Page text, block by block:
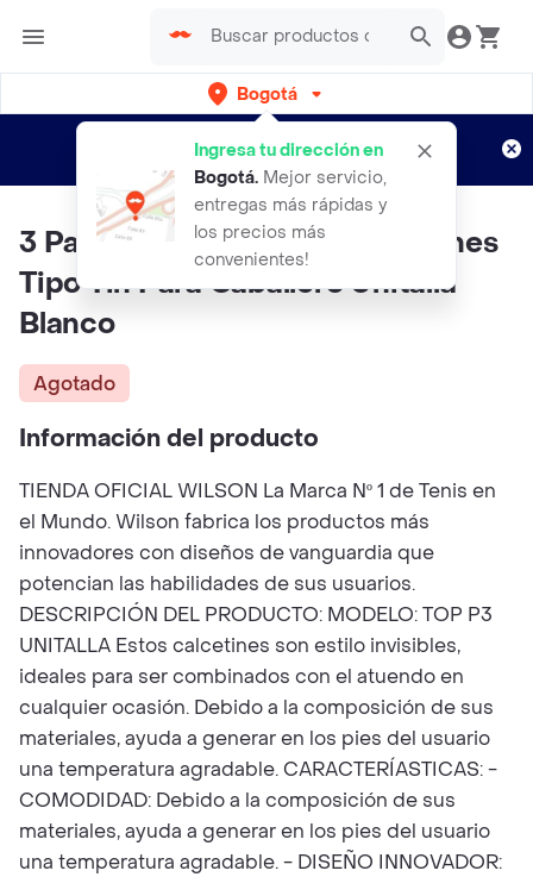
Bogotá
Ingresa tu dirección en
Bogotá. Mejor servicio,
entregas más rápidas y
los precios más
convenientes!
envíos gratis por semanas
Aplican TyC
3 Pares Medias Wilson Calcetines
Tipo Tin Para Caballero Unitalla
Blanco
Agotado
Información del producto
TIENDA OFICIAL WILSON La Marca Nº 1 de Tenis en
el Mundo. Wilson fabrica los productos más
innovadores con diseños de vanguardia que
potencian las habilidades de sus usuarios.
DESCRIPCIÓN DEL PRODUCTO: MODELO: TOP P3
UNITALLA Estos calcetines son estilo invisibles,
ideales para ser combinados con el atuendo en
cualquier ocasión. Debido a la composición de sus
materiales, ayuda a generar en los pies del usuario
una temperatura agradable. CARACTERÍASTICAS: -
COMODIDAD: Debido a la composición de sus
materiales, ayuda a generar en los pies del usuario
una temperatura agradable. - DISEÑO INNOVADOR: